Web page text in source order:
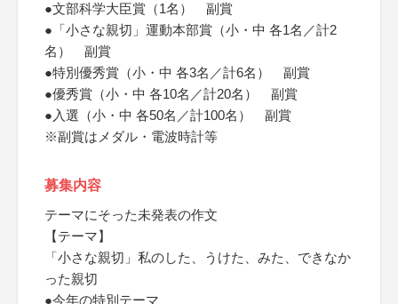
●文部科学大臣賞（1名） 副賞
●「小さな親切」運動本部賞（小・中 各1名／計2
名） 副賞
●特別優秀賞（小・中 各3名／計6名） 副賞
●優秀賞（小・中 各10名／計20名） 副賞
●入選（小・中 各50名／計100名） 副賞
※副賞はメダル・電波時計等
募集内容
テーマにそった未発表の作文
【テーマ】
「小さな親切」私のした、うけた、みた、できなか
った親切
●今年の特別テーマ